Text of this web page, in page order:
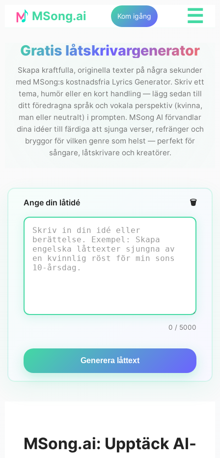
MSong.ai Kom igång ☰
Gratis låtskrivargenerator
Skapa kraftfulla, originella texter på några sekunder
med MSong:s kostnadsfria Lyrics Generator. Skriv ett
tema, humör eller en kort handling — lägg sedan till
ditt föredragna språk och vokala perspektiv (kvinna,
man eller neutralt) i prompten. MSong AI förvandlar
dina idéer till färdiga att sjunga verser, refränger och
bryggor för vilken genre som helst — perfekt för
sångare, låtskrivare och kreatörer.
Ange din låtidé 🗑️
0 / 5000
Generera låttext
MSong.ai: Upptäck AI-